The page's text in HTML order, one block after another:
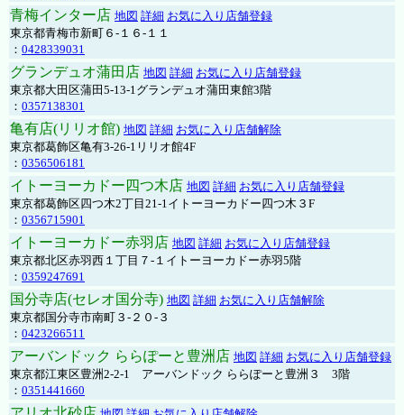
青梅インター店 地図 詳細 お気に入り店舗登録
東京都青梅市新町６-１６-１１
： 0428339031
グランデュオ蒲田店 地図 詳細 お気に入り店舗登録
東京都大田区蒲田5-13-1グランデュオ蒲田東館3階
： 0357138301
亀有店(リリオ館) 地図 詳細 お気に入り店舗解除
東京都葛飾区亀有3-26-1リリオ館4F
： 0356506181
イトーヨーカドー四つ木店 地図 詳細 お気に入り店舗登録
東京都葛飾区四つ木2丁目21-1イトーヨーカドー四つ木３F
： 0356715901
イトーヨーカドー赤羽店 地図 詳細 お気に入り店舗登録
東京都北区赤羽西１丁目７-１イトーヨーカドー赤羽5階
： 0359247691
国分寺店(セレオ国分寺) 地図 詳細 お気に入り店舗解除
東京都国分寺市南町３-２０-３
： 0423266511
アーバンドック ららぽーと豊洲店 地図 詳細 お気に入り店舗登録
東京都江東区豊洲2-2-1 アーバンドック ららぽーと豊洲３ 3階
： 0351441660